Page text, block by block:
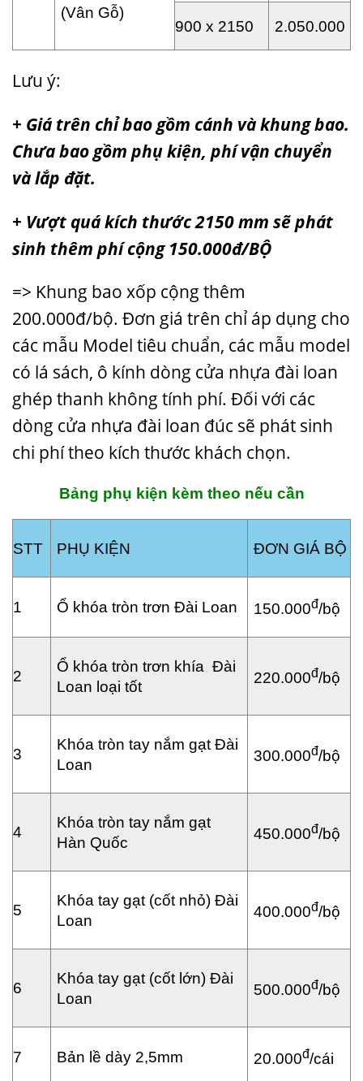
(Vân Gỗ)
900 x 2150
2.050.000
Lưu ý:
+ Giá trên chỉ bao gồm cánh và khung bao.
Chưa bao gồm phụ kiện, phí vận chuyển
và lắp đặt.
+ Vượt quá kích thước 2150 mm sẽ phát
sinh thêm phí cộng 150.000đ/BỘ
=> Khung bao xốp cộng thêm
200.000đ/bộ. Đơn giá trên chỉ áp dụng cho
các mẫu Model tiêu chuẩn, các mẫu model
có lá sách, ô kính dòng cửa nhựa đài loan
ghép thanh không tính phí. Đối với các
dòng cửa nhựa đài loan đúc sẽ phát sinh
chi phí theo kích thước khách chọn.
Bảng phụ kiện kèm theo nếu cần
STT PHỤ KIỆN ĐƠN GIÁ BỘ
1 Ổ khóa tròn trơn Đài Loan 150.000đ/bộ
2
Ổ khóa tròn trơn khía Đài
Loan loại tốt
220.000đ/bộ
3
Khóa tròn tay nắm gạt Đài
Loan
300.000đ/bộ
4
Khóa tròn tay nắm gạt
Hàn Quốc
450.000đ/bộ
5
Khóa tay gạt (cốt nhỏ) Đài
Loan
400.000đ/bộ
6
Khóa tay gạt (cốt lớn) Đài
Loan
500.000đ/bộ
7 Bản lề dày 2,5mm 20.000đ/cái